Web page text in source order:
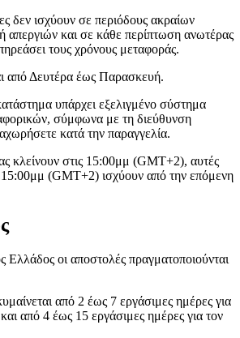
δεν ισχύουν σε περιόδους ακραίων
απεργιών και σε κάθε περίπτωση ανωτέρας
τους χρόνους μεταφοράς.
από Δευτέρα έως Παρασκευή.
υπάρχει εξελιγμένο σύστημα
σύμφωνα με τη διεύθυνση
κατά την παραγγελία.
κλείνουν στις 15:00μμ (GMT+2), αυτές
15:00μμ (GMT+2) ισχύουν από την επόμενη
Ελλάδος οι αποστολές πραγματοποιούνται
από 2 έως 7 εργάσιμες ημέρες για
από 4 έως 15 εργάσιμες ημέρες για τον